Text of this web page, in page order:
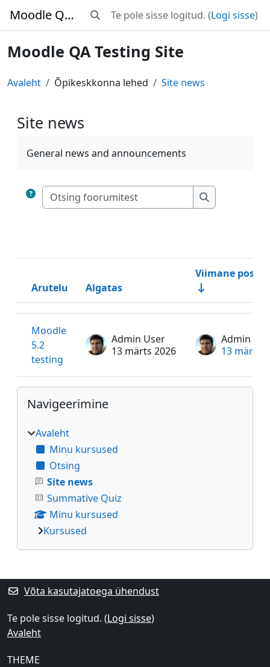
Moodle QA Testing Site Lülitab otsingu sisendi
Te pole sisse logitud. (Logi sisse)
Moodle QA Testing Site
Avaleht Õpikeskkonna lehed Site news
Site news
General news and announcements
Otsing
Otsing
Olek
Arutelu Algatas
Viimane
Moodle
5.2
testing
Admin User
13 märts 2026
Admin
13 märts
Plokid
Jäta vahele Navigeerimine
Navigeerimine
Avaleht
Minu kursused
Otsing
Site news
Summative Quiz
Minu kursused
Kursused
Supplementary blocks
Võta kasutajatoega ühendust
Te pole sisse logitud. (Logi sisse)
Avaleht
THEME